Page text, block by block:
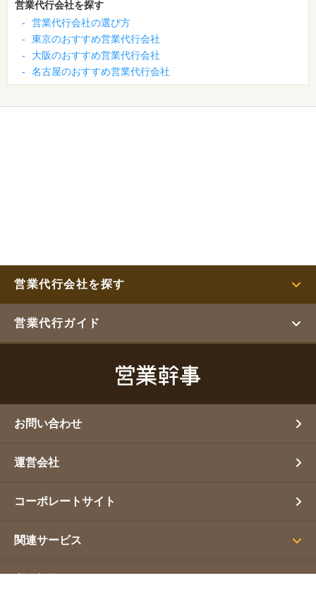
営業代行会社を探す
-
営業代行会社の選び方
-
東京のおすすめ営業代行会社
-
大阪のおすすめ営業代行会社
-
名古屋のおすすめ営業代行会社
営業代行会社を探す
営業代行ガイド
お問い合わせ
運営会社
コーポレートサイト
関連サービス